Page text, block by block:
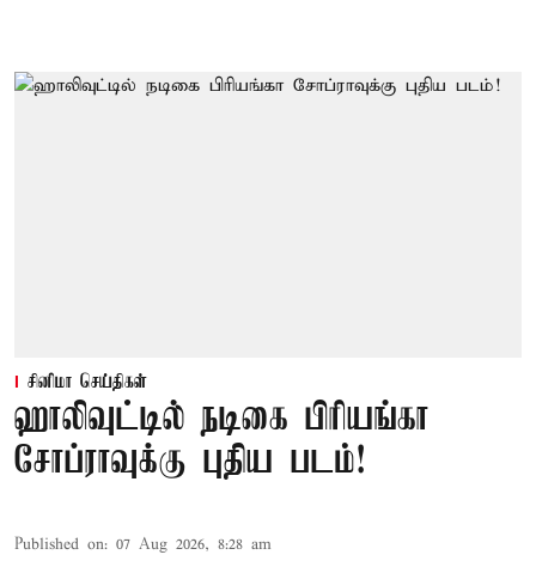
சினிமா செய்திகள்
ஹாலிவுட்டில் நடிகை பிரியங்கா
சோப்ராவுக்கு புதிய படம்!
Published on: 07 Aug 2026, 8:28 am